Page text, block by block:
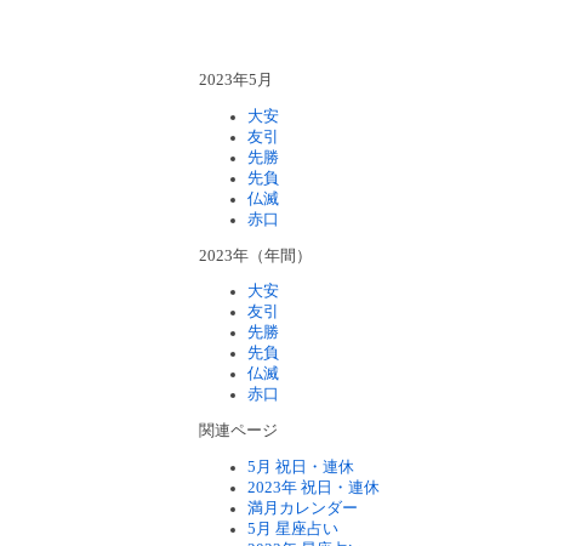
2023年5月
大安
友引
先勝
先負
仏滅
赤口
2023年（年間）
大安
友引
先勝
先負
仏滅
赤口
関連ページ
5月 祝日・連休
2023年 祝日・連休
満月カレンダー
5月 星座占い